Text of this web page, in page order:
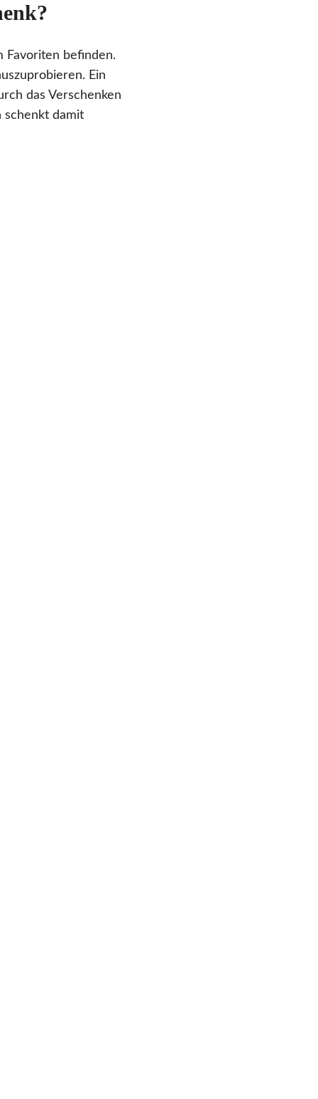
Favoriten befinden.
Ein
das Verschenken
schenkt damit